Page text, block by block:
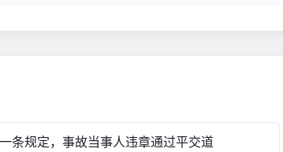
条规定，事故当事人违章通过平交道